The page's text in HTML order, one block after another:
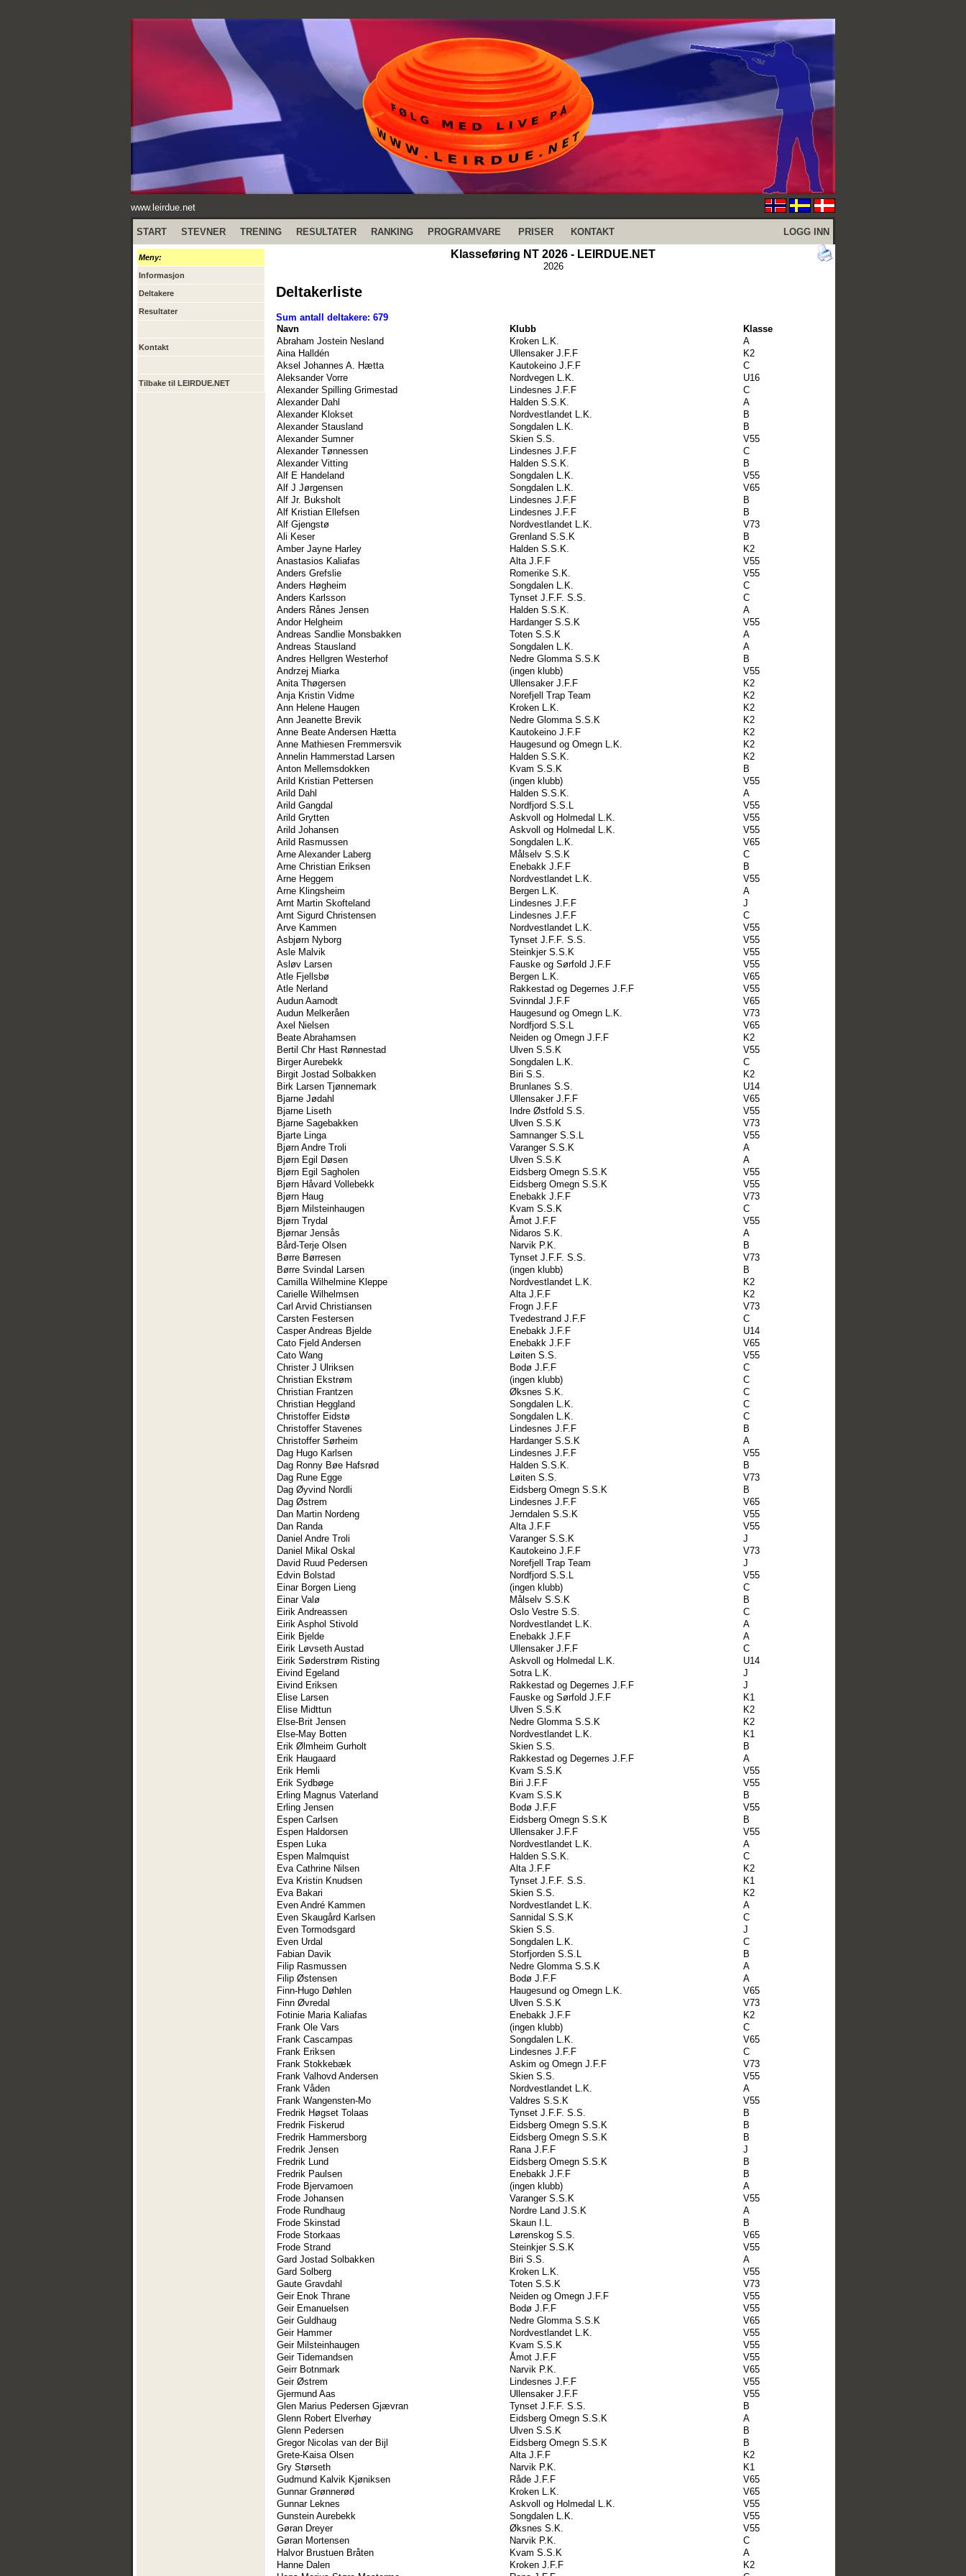
www.leirdue.net
START STEVNER TRENING RESULTATER RANKING PROGRAMVARE PRISER KONTAKT LOGG INN
Meny:
Informasjon
Deltakere
Resultater
Kontakt
Tilbake til LEIRDUE.NET
Klasseføring NT 2026 - LEIRDUE.NET
2026
Deltakerliste
Sum antall deltakere: 679
Navn
Klubb
Klasse
Abraham Jostein Nesland
Kroken L.K.
A
Aina Halldén
Ullensaker J.F.F
K2
Aksel Johannes A. Hætta
Kautokeino J.F.F
C
Aleksander Vorre
Nordvegen L.K.
U16
Alexander Spilling Grimestad
Lindesnes J.F.F
C
Alexander Dahl
Halden S.S.K.
A
Alexander Klokset
Nordvestlandet L.K.
B
Alexander Stausland
Songdalen L.K.
B
Alexander Sumner
Skien S.S.
V55
Alexander Tønnessen
Lindesnes J.F.F
C
Alexander Vitting
Halden S.S.K.
B
Alf E Handeland
Songdalen L.K.
V55
Alf J Jørgensen
Songdalen L.K.
V65
Alf Jr. Buksholt
Lindesnes J.F.F
B
Alf Kristian Ellefsen
Lindesnes J.F.F
B
Alf Gjengstø
Nordvestlandet L.K.
V73
Ali Keser
Grenland S.S.K
B
Amber Jayne Harley
Halden S.S.K.
K2
Anastasios Kaliafas
Alta J.F.F
V55
Anders Grefslie
Romerike S.K.
V55
Anders Høgheim
Songdalen L.K.
C
Anders Karlsson
Tynset J.F.F. S.S.
C
Anders Rånes Jensen
Halden S.S.K.
A
Andor Helgheim
Hardanger S.S.K
V55
Andreas Sandlie Monsbakken
Toten S.S.K
A
Andreas Stausland
Songdalen L.K.
A
Andres Hellgren Westerhof
Nedre Glomma S.S.K
B
Andrzej Miarka
(ingen klubb)
V55
Anita Thøgersen
Ullensaker J.F.F
K2
Anja Kristin Vidme
Norefjell Trap Team
K2
Ann Helene Haugen
Kroken L.K.
K2
Ann Jeanette Brevik
Nedre Glomma S.S.K
K2
Anne Beate Andersen Hætta
Kautokeino J.F.F
K2
Anne Mathiesen Fremmersvik
Haugesund og Omegn L.K.
K2
Annelin Hammerstad Larsen
Halden S.S.K.
K2
Anton Mellemsdokken
Kvam S.S.K
B
Arild Kristian Pettersen
(ingen klubb)
V55
Arild Dahl
Halden S.S.K.
A
Arild Gangdal
Nordfjord S.S.L
V55
Arild Grytten
Askvoll og Holmedal L.K.
V55
Arild Johansen
Askvoll og Holmedal L.K.
V55
Arild Rasmussen
Songdalen L.K.
V65
Arne Alexander Laberg
Målselv S.S.K
C
Arne Christian Eriksen
Enebakk J.F.F
B
Arne Heggem
Nordvestlandet L.K.
V55
Arne Klingsheim
Bergen L.K.
A
Arnt Martin Skofteland
Lindesnes J.F.F
J
Arnt Sigurd Christensen
Lindesnes J.F.F
C
Arve Kammen
Nordvestlandet L.K.
V55
Asbjørn Nyborg
Tynset J.F.F. S.S.
V55
Asle Malvik
Steinkjer S.S.K
V55
Asløv Larsen
Fauske og Sørfold J.F.F
V55
Atle Fjellsbø
Bergen L.K.
V65
Atle Nerland
Rakkestad og Degernes J.F.F
V55
Audun Aamodt
Svinndal J.F.F
V65
Audun Melkeråen
Haugesund og Omegn L.K.
V73
Axel Nielsen
Nordfjord S.S.L
V65
Beate Abrahamsen
Neiden og Omegn J.F.F
K2
Bertil Chr Hast Rønnestad
Ulven S.S.K
V55
Birger Aurebekk
Songdalen L.K.
C
Birgit Jostad Solbakken
Biri S.S.
K2
Birk Larsen Tjønnemark
Brunlanes S.S.
U14
Bjarne Jødahl
Ullensaker J.F.F
V65
Bjarne Liseth
Indre Østfold S.S.
V55
Bjarne Sagebakken
Ulven S.S.K
V73
Bjarte Linga
Samnanger S.S.L
V55
Bjørn Andre Troli
Varanger S.S.K
A
Bjørn Egil Døsen
Ulven S.S.K
A
Bjørn Egil Sagholen
Eidsberg Omegn S.S.K
V55
Bjørn Håvard Vollebekk
Eidsberg Omegn S.S.K
V55
Bjørn Haug
Enebakk J.F.F
V73
Bjørn Milsteinhaugen
Kvam S.S.K
C
Bjørn Trydal
Åmot J.F.F
V55
Bjørnar Jensås
Nidaros S.K.
A
Bård-Terje Olsen
Narvik P.K.
B
Børre Børresen
Tynset J.F.F. S.S.
V73
Børre Svindal Larsen
(ingen klubb)
B
Camilla Wilhelmine Kleppe
Nordvestlandet L.K.
K2
Carielle Wilhelmsen
Alta J.F.F
K2
Carl Arvid Christiansen
Frogn J.F.F
V73
Carsten Festersen
Tvedestrand J.F.F
C
Casper Andreas Bjelde
Enebakk J.F.F
U14
Cato Fjeld Andersen
Enebakk J.F.F
V65
Cato Wang
Løiten S.S.
V55
Christer J Ulriksen
Bodø J.F.F
C
Christian Ekstrøm
(ingen klubb)
C
Christian Frantzen
Øksnes S.K.
C
Christian Heggland
Songdalen L.K.
C
Christoffer Eidstø
Songdalen L.K.
C
Christoffer Stavenes
Lindesnes J.F.F
B
Christoffer Sørheim
Hardanger S.S.K
A
Dag Hugo Karlsen
Lindesnes J.F.F
V55
Dag Ronny Bøe Hafsrød
Halden S.S.K.
B
Dag Rune Egge
Løiten S.S.
V73
Dag Øyvind Nordli
Eidsberg Omegn S.S.K
B
Dag Østrem
Lindesnes J.F.F
V65
Dan Martin Nordeng
Jerndalen S.S.K
V55
Dan Randa
Alta J.F.F
V55
Daniel Andre Troli
Varanger S.S.K
J
Daniel Mikal Oskal
Kautokeino J.F.F
V73
David Ruud Pedersen
Norefjell Trap Team
J
Edvin Bolstad
Nordfjord S.S.L
V55
Einar Borgen Lieng
(ingen klubb)
C
Einar Valø
Målselv S.S.K
B
Eirik Andreassen
Oslo Vestre S.S.
C
Eirik Asphol Stivold
Nordvestlandet L.K.
A
Eirik Bjelde
Enebakk J.F.F
A
Eirik Løvseth Austad
Ullensaker J.F.F
C
Eirik Søderstrøm Risting
Askvoll og Holmedal L.K.
U14
Eivind Egeland
Sotra L.K.
J
Eivind Eriksen
Rakkestad og Degernes J.F.F
J
Elise Larsen
Fauske og Sørfold J.F.F
K1
Elise Midttun
Ulven S.S.K
K2
Else-Brit Jensen
Nedre Glomma S.S.K
K2
Else-May Botten
Nordvestlandet L.K.
K1
Erik Ølmheim Gurholt
Skien S.S.
B
Erik Haugaard
Rakkestad og Degernes J.F.F
A
Erik Hemli
Kvam S.S.K
V55
Erik Sydbøge
Biri J.F.F
V55
Erling Magnus Vaterland
Kvam S.S.K
B
Erling Jensen
Bodø J.F.F
V55
Espen Carlsen
Eidsberg Omegn S.S.K
B
Espen Haldorsen
Ullensaker J.F.F
V55
Espen Luka
Nordvestlandet L.K.
A
Espen Malmquist
Halden S.S.K.
C
Eva Cathrine Nilsen
Alta J.F.F
K2
Eva Kristin Knudsen
Tynset J.F.F. S.S.
K1
Eva Bakari
Skien S.S.
K2
Even André Kammen
Nordvestlandet L.K.
A
Even Skaugård Karlsen
Sannidal S.S.K
C
Even Tormodsgard
Skien S.S.
J
Even Urdal
Songdalen L.K.
C
Fabian Davik
Storfjorden S.S.L
B
Filip Rasmussen
Nedre Glomma S.S.K
A
Filip Østensen
Bodø J.F.F
A
Finn-Hugo Døhlen
Haugesund og Omegn L.K.
V65
Finn Øvredal
Ulven S.S.K
V73
Fotinie Maria Kaliafas
Enebakk J.F.F
K2
Frank Ole Vars
(ingen klubb)
C
Frank Cascampas
Songdalen L.K.
V65
Frank Eriksen
Lindesnes J.F.F
C
Frank Stokkebæk
Askim og Omegn J.F.F
V73
Frank Valhovd Andersen
Skien S.S.
V55
Frank Våden
Nordvestlandet L.K.
A
Frank Wangensten-Mo
Valdres S.S.K
V55
Fredrik Høgset Tolaas
Tynset J.F.F. S.S.
B
Fredrik Fiskerud
Eidsberg Omegn S.S.K
B
Fredrik Hammersborg
Eidsberg Omegn S.S.K
B
Fredrik Jensen
Rana J.F.F
J
Fredrik Lund
Eidsberg Omegn S.S.K
B
Fredrik Paulsen
Enebakk J.F.F
B
Frode Bjervamoen
(ingen klubb)
A
Frode Johansen
Varanger S.S.K
V55
Frode Rundhaug
Nordre Land J.S.K
A
Frode Skinstad
Skaun I.L.
B
Frode Storkaas
Lørenskog S.S.
V65
Frode Strand
Steinkjer S.S.K
V55
Gard Jostad Solbakken
Biri S.S.
A
Gard Solberg
Kroken L.K.
V55
Gaute Gravdahl
Toten S.S.K
V73
Geir Enok Thrane
Neiden og Omegn J.F.F
V55
Geir Emanuelsen
Bodø J.F.F
V55
Geir Guldhaug
Nedre Glomma S.S.K
V65
Geir Hammer
Nordvestlandet L.K.
V55
Geir Milsteinhaugen
Kvam S.S.K
V55
Geir Tidemandsen
Åmot J.F.F
V55
Geirr Botnmark
Narvik P.K.
V65
Geir Østrem
Lindesnes J.F.F
V55
Gjermund Aas
Ullensaker J.F.F
V55
Glen Marius Pedersen Gjævran
Tynset J.F.F. S.S.
B
Glenn Robert Elverhøy
Eidsberg Omegn S.S.K
A
Glenn Pedersen
Ulven S.S.K
B
Gregor Nicolas van der Bijl
Eidsberg Omegn S.S.K
B
Grete-Kaisa Olsen
Alta J.F.F
K2
Gry Størseth
Narvik P.K.
K1
Gudmund Kalvik Kjøniksen
Råde J.F.F
V65
Gunnar Grønnerød
Kroken L.K.
V65
Gunnar Leknes
Askvoll og Holmedal L.K.
V55
Gunstein Aurebekk
Songdalen L.K.
V55
Gøran Dreyer
Øksnes S.K.
V55
Gøran Mortensen
Narvik P.K.
C
Halvor Brustuen Bråten
Kvam S.S.K
A
Hanne Dalen
Kroken J.F.F
K2